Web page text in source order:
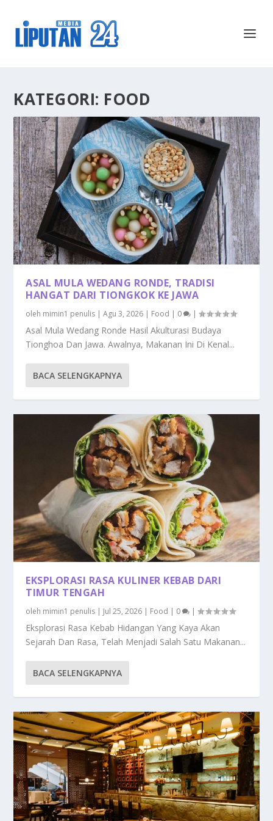
KATEGORI: FOOD
ASAL MULA WEDANG RONDE, TRADISI
HANGAT DARI TIONGKOK KE JAWA
oleh mimin1 penulis |Agu 3, 2026 | Food | 0 |
Asal Mula Wedang Ronde Hasil Akulturasi Budaya
Tionghoa Dan Jawa. Awalnya, Makanan Ini Di Kenal...
BACA SELENGKAPNYA
EKSPLORASI RASA KULINER KEBAB DARI
TIMUR TENGAH
oleh mimin1 penulis | Jul 25, 2026 | Food | 0 |
Eksplorasi Rasa Kebab Hidangan Yang Kaya Akan
Sejarah Dan Rasa, Telah Menjadi Salah Satu Makanan...
BACA SELENGKAPNYA